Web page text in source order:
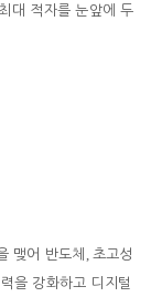
대 적자를 눈앞에 두
맺어 반도체 , 초고성
을 강화하고 디지털